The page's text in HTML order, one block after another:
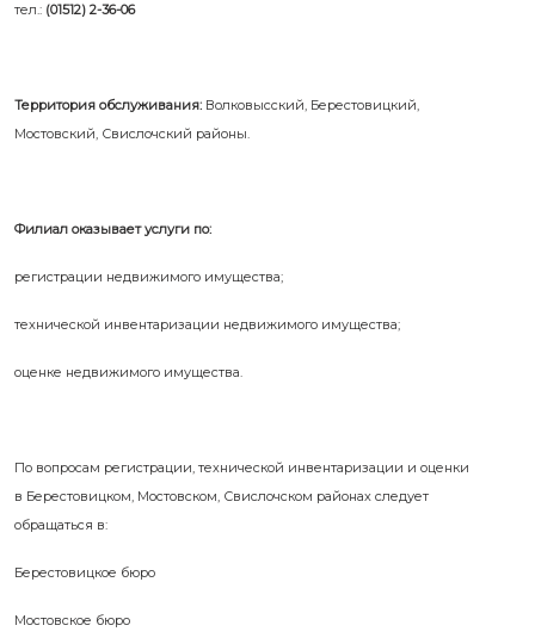
тел.: (01512) 2-36-06
Территория обслуживания: Волковысский, Берестовицкий,
Мостовский, Свислочский районы.
Филиал оказывает услуги по:
регистрации недвижимого имущества;
технической инвентаризации недвижимого имущества;
оценке недвижимого имущества.
По вопросам регистрации, технической инвентаризации и оценки
в Берестовицком, Мостовском, Свислочском районах следует
обращаться в:
Берестовицкое бюро
Мостовское бюро